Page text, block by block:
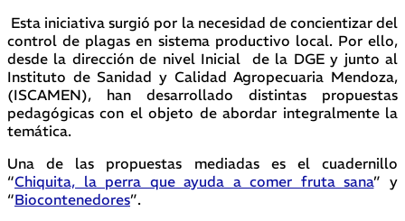
Esta iniciativa surgió por la necesidad de concientizar del
control de plagas en sistema productivo local. Por ello,
desde la dirección de nivel Inicial de la DGE y junto al
Instituto de Sanidad y Calidad Agropecuaria Mendoza,
(ISCAMEN), han desarrollado distintas propuestas
pedagógicas con el objeto de abordar integralmente la
temática.
Una de las propuestas mediadas es el cuadernillo
“Chiquita, la perra que ayuda a comer fruta sana” y
“Biocontenedores”.